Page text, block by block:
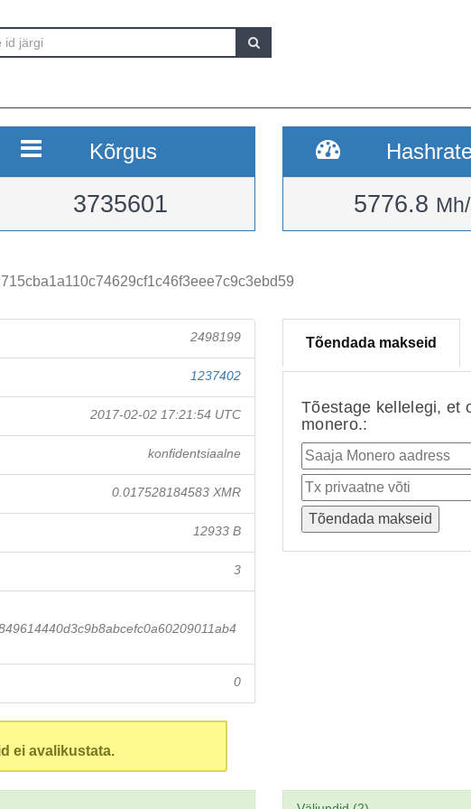
Kõrgus
3735601 5776.8
2498199
1237402
2017-02-02 17:21:54 UTC
konfidentsiaalne
0.017528184583 XMR
12933 B
3
0
ei avalikustata.
Tõendada makseid
Tõestage kellelegi, et
monero.: